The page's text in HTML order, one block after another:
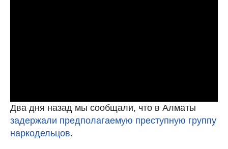
Два дня назад мы сообщали, что в Алматы
задержали предполагаемую преступную группу
наркодельцов.